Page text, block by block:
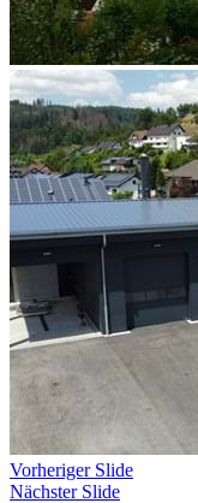
Vorheriger Slide
Nächster Slide